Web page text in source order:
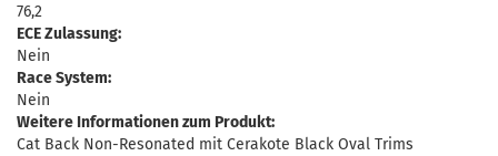
76,2
ECE Zulassung:
Nein
Race System:
Nein
Weitere Informationen zum Produkt:
Cat Back Non-Resonated mit Cerakote Black Oval Trims